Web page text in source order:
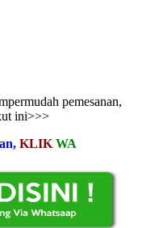
pemesanan,
ini>>>
KLIK WA